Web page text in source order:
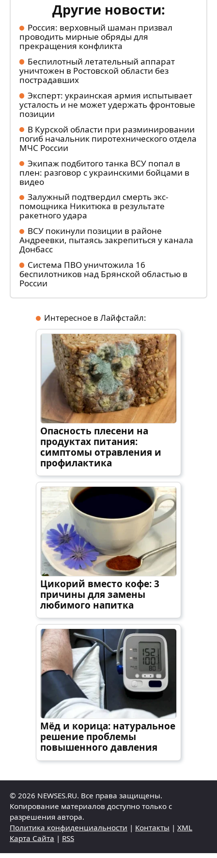
Другие новости:
Россия: верховный шаман призвал
проводить мирные обряды для
прекращения конфликта
Беспилотный летательный аппарат
уничтожен в Ростовской области без
пострадавших
Эксперт: украинская армия испытывает
усталость и не может удержать фронтовые
позиции
В Курской области при разминировании
погиб начальник пиротехнического отдела
МЧС России
Экипаж подбитого танка ВСУ попал в
плен: разговор с украинскими бойцами в
видео
Залужный подтвердил смерть экс-
помощника Никитюка в результате
ракетного удара
ВСУ покинули позиции в районе
Андреевки, пытаясь закрепиться у канала
Донбасс
Система ПВО уничтожила 16
беспилотников над Брянской областью в
России
Интересное в Лайфстайл:
Опасность плесени на
продуктах питания:
симптомы отравления и
профилактика
Цикорий вместо кофе: 3
причины для замены
любимого напитка
Мёд и корица: натуральное
решение проблемы
повышенного давления
© 2026 NEWSES.RU. Все права защищены.
Копирование материалов доступно только с
разрешения автора.
Политика конфиденциальности | Контакты | XML
Карта Сайта | RSS